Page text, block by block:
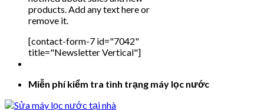
products. Add any text here or
remove it.
[contact-form-7 id="7042"
title="Newsletter Vertical"]
Miễn phí kiểm tra tình trạng máy lọc nước